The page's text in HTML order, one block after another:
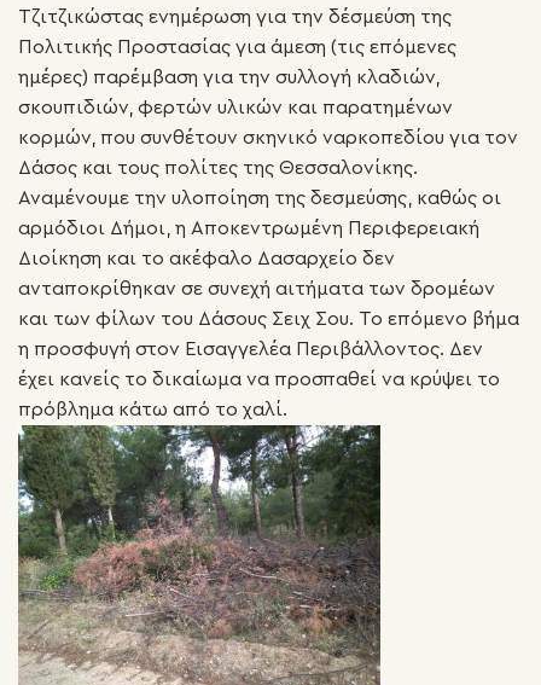
Τζιτζικώστας ενημέρωση για την δέσμεύση της
Πολιτικής Προστασίας για άμεση (τις επόμενες
ημέρες) παρέμβαση για την συλλογή κλαδιών,
σκουπιδιών, φερτών υλικών και παρατημένων
κορμών, που συνθέτουν σκηνικό ναρκοπεδίου για τον
Δάσος και τους πολίτες της Θεσσαλονίκης.
Αναμένουμε την υλοποίηση της δεσμεύσης, καθώς οι
αρμόδιοι Δήμοι, η Αποκεντρωμένη Περιφερειακή
Διοίκηση και το ακέφαλο Δασαρχείο δεν
ανταποκρίθηκαν σε συνεχή αιτήματα των δρομέων
και των φίλων του Δάσους Σειχ Σου. Το επόμενο βήμα
η προσφυγή στον Εισαγγελέα Περιβάλλοντος. Δεν
έχει κανείς το δικαίωμα να προσπαθεί να κρύψει το
πρόβλημα κάτω από το χαλί.